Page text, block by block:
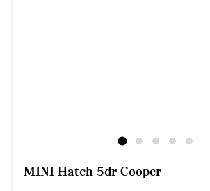
MINI Hatch 5dr Cooper